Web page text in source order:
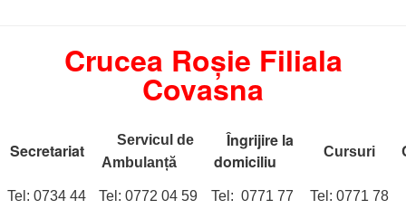
Crucea Roșie Filiala
Covasna
Secretariat
Servicul de
Ambulanță
Îngrijire la
domiciliu
Cursuri
Tel: 0734 44
Tel: 0772 04 59
Tel: 0771 77
Tel: 0771 78